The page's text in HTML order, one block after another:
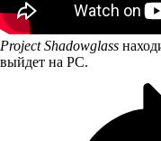
Project Shadowglass
выйдет на PC.